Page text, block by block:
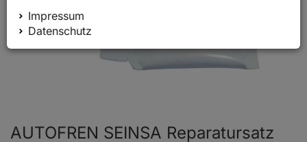
AUTOFREN SEINSA Reparatursatz
Impressum
Datenschutz